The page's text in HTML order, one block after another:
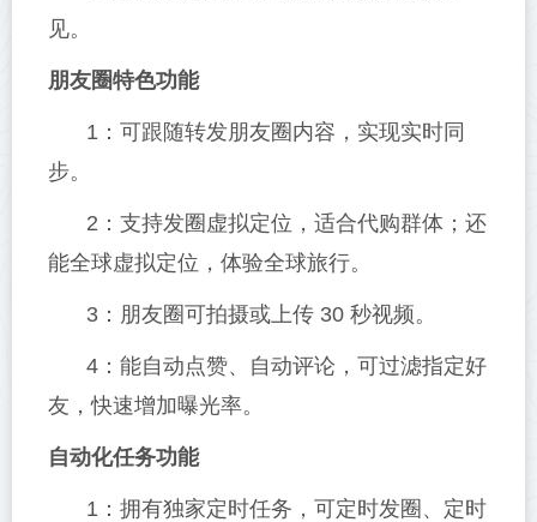
见。
朋友圈特色功能
1：可跟随转发朋友圈内容，实现实时同
步。
2：支持发圈虚拟定位，适合代购群体；还
能全球虚拟定位，体验全球旅行。
3：朋友圈可拍摄或上传 30 秒视频。
4：能自动点赞、自动评论，可过滤指定好
友，快速增加曝光率。
自动化任务功能
1：拥有独家定时任务，可定时发圈、定时